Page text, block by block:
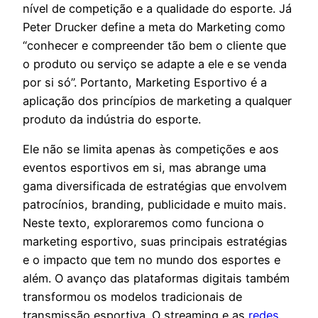
nível de competição e a qualidade do esporte. Já
Peter Drucker define a meta do Marketing como
“conhecer e compreender tão bem o cliente que
o produto ou serviço se adapte a ele e se venda
por si só”. Portanto, Marketing Esportivo é a
aplicação dos princípios de marketing a qualquer
produto da indústria do esporte.
Ele não se limita apenas às competições e aos
eventos esportivos em si, mas abrange uma
gama diversificada de estratégias que envolvem
patrocínios, branding, publicidade e muito mais.
Neste texto, exploraremos como funciona o
marketing esportivo, suas principais estratégias
e o impacto que tem no mundo dos esportes e
além. O avanço das plataformas digitais também
transformou os modelos tradicionais de